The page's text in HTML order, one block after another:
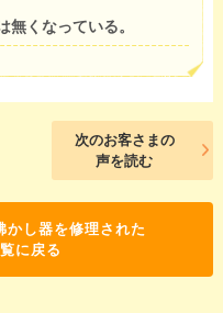
くなっている。
次のお客さまの
声を読む
かし器を修理された
に戻る